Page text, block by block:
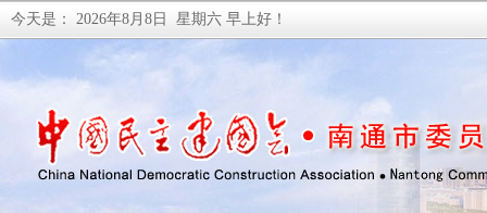
今天是： 2026年8月8日 星期六 早上好！